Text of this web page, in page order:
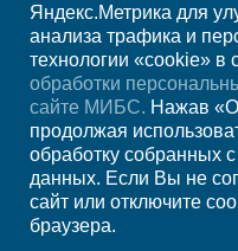
+7
Яндекс.Метрика для
анализа трафика и
технологии «cookie» в
обработки
сайте МИБС. Нажав
продолжая
обработку собранных
данных. Если Вы не
сайт или отключите
браузера.